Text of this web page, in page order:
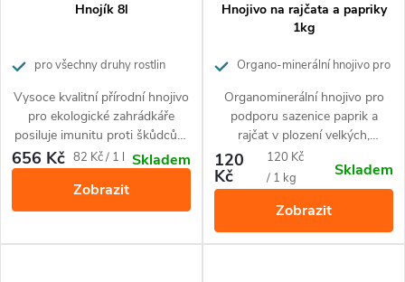
Hnojík 8l
pro všechny druhy rostlin
Vysoce kvalitní přírodní hnojivo
pro ekologické zahrádkáře
posiluje imunitu proti škůdcům
a nemocem rostlin.
656 Kč Měrná
82 Kč / 1 l Skladem
Zobrazit
Hnojivo na rajčata a papriky
1kg
Organo-minerální hnojivo pro
Organominerální hnojivo pro
podporu sazenice paprik a
rajčat v plození velkých,
probarvených a zdravých plodů.
Hnojivo je vhodné pro všechny
druhy rajčat a paprik
pěstovaných v nádobách i ve
volné půdě. Díky svému
unikátnímu složení uvolňuje
120
Kč
Měrná
cena:
120 Kč
/ 1 kg
Skladem
Zobrazit